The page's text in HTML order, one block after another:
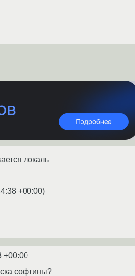
локаль
+00:00)
+00:00
софтины?